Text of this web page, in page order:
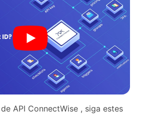
API ConnectWise , siga estes